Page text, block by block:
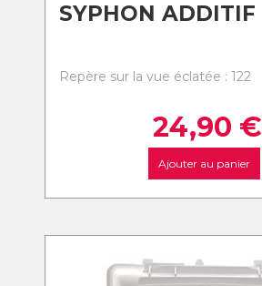
SYPHON ADDITIF
Repère sur la vue éclatée : 122
24,90 €
Ajouter au panier